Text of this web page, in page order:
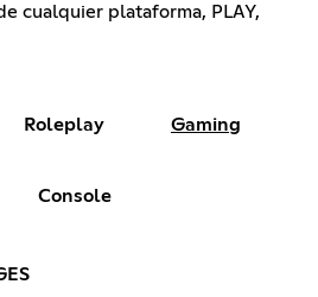
cualquier plataforma, PLAY,
Roleplay Gaming
Console